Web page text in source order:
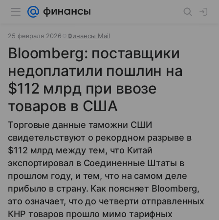
25 февраля 2026 Финансы Mail
Bloomberg: поставщики
недоплатили пошлин на
$112 млрд при ввозе
товаров в США
Торговые данные таможни СШИ
свидетельствуют о рекордном разрыве в
$112 млрд между тем, что Китай
экспортировал в Соединенные Штаты в
прошлом году, и тем, что на самом деле
прибыло в страну. Как поясняет Bloomberg,
это означает, что до четверти отправленных
КНР товаров прошло мимо тарифных